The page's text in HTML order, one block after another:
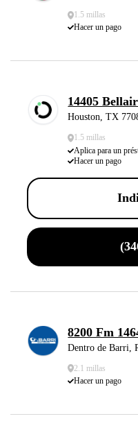
1.5 millas
Hacer un pago
14405
Houston, TX
1.5 millas
Aplica para un
Hacer un pago
8200 Fm
Dentro de Barri,
2.1 millas
Hacer un pago